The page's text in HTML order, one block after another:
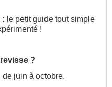
: le petit guide tout simple
!
?
juin à octobre.